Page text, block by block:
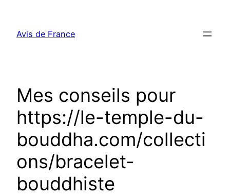
contenu
Avis de France
Mes conseils pour
https://le-temple-du-
bouddha.com/collecti
ons/bracelet-
bouddhiste